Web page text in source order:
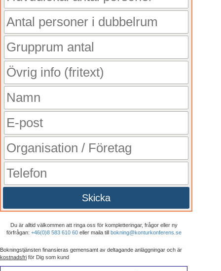
Skicka
Du är alltid välkommen att ringa oss för kompletteringar, frågor eller ny
förfrågan: +46(0)8 583 610 60eller maila till bokning@konturkonferens.se
Bokningstjänsten finansieras gemensamt av deltagande anläggningar och är
kostnadsfri för Dig som kund